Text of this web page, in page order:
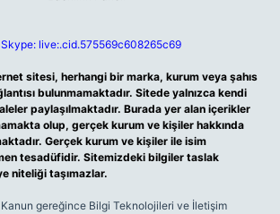
Skype: live:.cid.575569c608265c69
sitesi, herhangi bir marka, kurum veya şahıs
bulunmamaktadır. Sitede yalnızca kendi
paylaşılmaktadır. Burada yer alan içerikler
olup, gerçek kurum ve kişiler hakkında
Gerçek kurum ve kişiler ile isim
tesadüfidir. Sitemizdeki bilgiler taslak
niteliği taşımazlar.
Kanun gereğince Bilgi Teknolojileri ve İletişim